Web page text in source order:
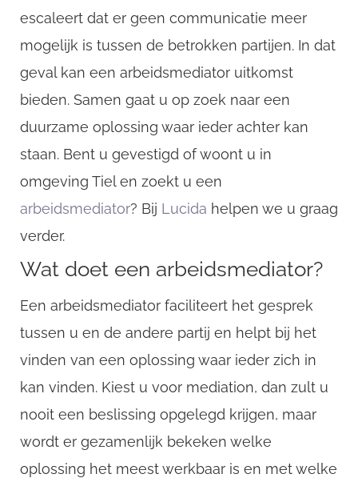
escaleert dat er geen communicatie meer
mogelijk is tussen de betrokken partijen. In dat
geval kan een arbeidsmediator uitkomst
bieden. Samen gaat u op zoek naar een
duurzame oplossing waar ieder achter kan
staan. Bent u gevestigd of woont u in
omgeving Tiel en zoekt u een
arbeidsmediator? Bij Lucida helpen we u graag
verder.
Wat doet een arbeidsmediator?
Een arbeidsmediator faciliteert het gesprek
tussen u en de andere partij en helpt bij het
vinden van een oplossing waar ieder zich in
kan vinden. Kiest u voor mediation, dan zult u
nooit een beslissing opgelegd krijgen, maar
wordt er gezamenlijk bekeken welke
oplossing het meest werkbaar is en met welke